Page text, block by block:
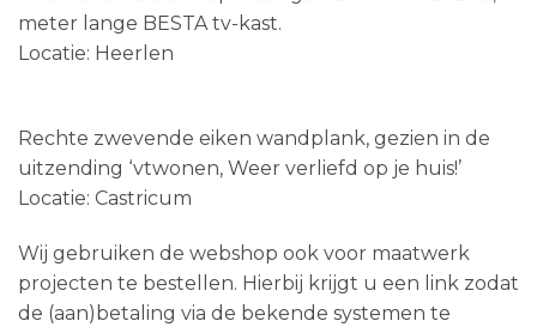
meter lange BESTA tv-kast.
Locatie: Heerlen
Rechte zwevende eiken wandplank, gezien in de
uitzending ‘vtwonen, Weer verliefd op je huis!’
Locatie: Castricum
Wij gebruiken de webshop ook voor maatwerk
projecten te bestellen. Hierbij krijgt u een link zodat
de (aan)betaling via de bekende systemen te